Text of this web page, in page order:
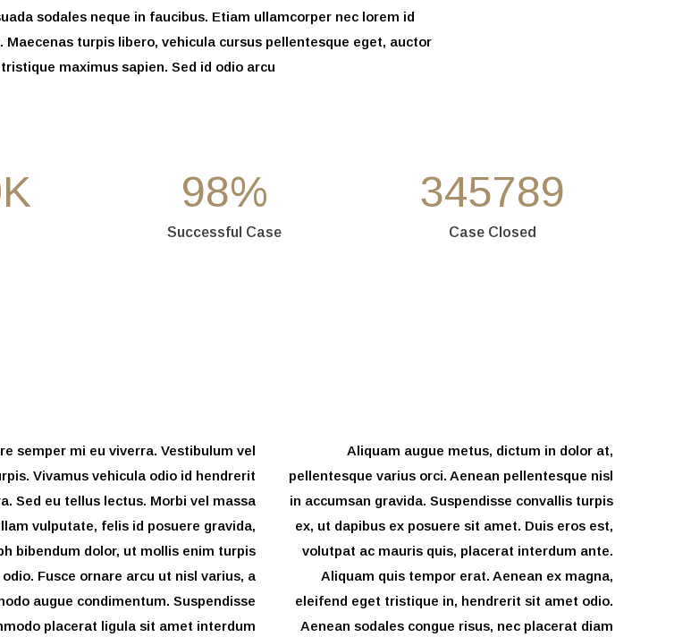
sodales neque in faucibus. Etiam ullamcorper nec lorem id
Maecenas turpis libero, vehicula cursus pellentesque eget, auctor
maximus sapien. Sed id odio arcu.
K 98%
Successful Case
345789
Case Closed
semper mi eu viverra. Vestibulum vel
Vivamus vehicula odio id hendrerit
Sed eu tellus lectus. Morbi vel massa
vulputate, felis id posuere gravida,
bibendum dolor, ut mollis enim turpis
odio. Fusce ornare arcu ut nisl varius, a
augue condimentum. Suspendisse
placerat ligula sit amet interdum.
Aliquam augue metus, dictum in dolor at,
pellentesque varius orci. Aenean pellentesque nisl
in accumsan gravida. Suspendisse convallis turpis
ex, ut dapibus ex posuere sit amet. Duis eros est,
volutpat ac mauris quis, placerat interdum ante.
Aliquam quis tempor erat. Aenean ex magna,
eleifend eget tristique in, hendrerit sit amet odio.
Aenean sodales congue risus, nec placerat diam